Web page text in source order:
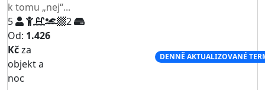
k tomu „nej“...
5
2
Od: 1.426
Kčza
objekt a
noc
DENNĚ AKTUALIZOVANÉ